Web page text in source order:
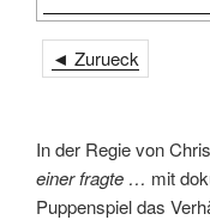
◄ Zurueck
In der Regie von
einer fragte … mit
Puppenspiel das